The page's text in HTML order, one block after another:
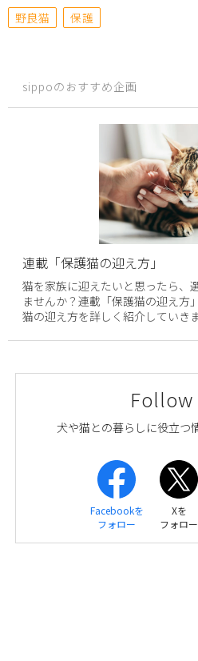
野良猫
保護
sippoのおすすめ企画
連載「保護猫の迎え方」
猫を家族に迎えたいと思ったら、
ませんか？連載「保護猫の迎え方
猫の迎え方を詳しく紹介していきま
Follow
犬や猫との暮らしに役立つ
Facebookを
フォロー
Xを
フォロー